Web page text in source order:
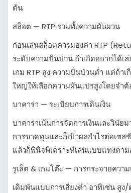
ต้น
สล็อต — RTP รวมทั้งความผันผวน
ก่อนเล่นสล็อตควรมองค่า RTP
ระดับความปั่นป่วน ถ้าเกิดอยากได้เ
เกม RTP สูง ความปั่นป่วนต่ำ แต่ถ้า
ใหญ่ให้เลือกความผันแปรสูงโดยจำต้
บาคาร่า — ระเบียบการเดินเงิน
บาคาร่าเน้นการจัดการเงินและวินัย
การขาดทุนและก็เป้าผลกำไรต่อเซส
แล้วก็พินิจพิเคราะห์เล่นแบบแทงตา
รูเล็ต & เกมโต๊ะ — การกระจายความ
เดิมพันแบบการเสี่ยงต่ำ อาทิเช่น สูง